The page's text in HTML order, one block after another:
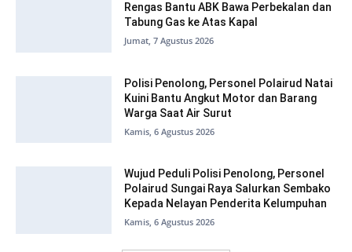
Rengas Bantu ABK Bawa Perbekalan dan
Tabung Gas ke Atas Kapal
Jumat, 7 Agustus 2026
Polisi Penolong, Personel Polairud Natai
Kuini Bantu Angkut Motor dan Barang
Warga Saat Air Surut
Kamis, 6 Agustus 2026
Wujud Peduli Polisi Penolong, Personel
Polairud Sungai Raya Salurkan Sembako
Kepada Nelayan Penderita Kelumpuhan
Kamis, 6 Agustus 2026